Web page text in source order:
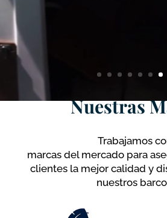
Nuestras
Trabajamos con
marcas del mercado para
clientes la mejor calidad y
nuestros